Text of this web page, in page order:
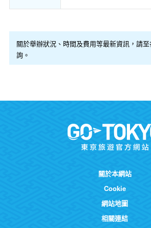
關於舉辦狀況、時間及費用等最新資訊，請
詢。
關於本網站
Cookie
網站地圖
相關連結